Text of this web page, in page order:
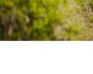
TOUREN &